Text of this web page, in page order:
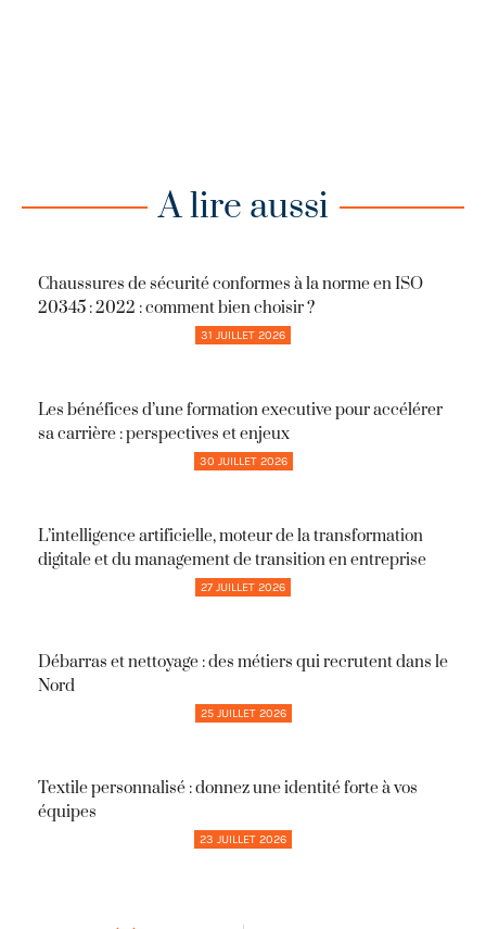
A lire aussi
Chaussures de sécurité conformes à la norme en ISO
20345 : 2022 : comment bien choisir ?
31 JUILLET 2026
Les bénéfices d’une formation executive pour accélérer
sa carrière : perspectives et enjeux
30 JUILLET 2026
L’intelligence artificielle, moteur de la transformation
digitale et du management de transition en entreprise
27 JUILLET 2026
Débarras et nettoyage : des métiers qui recrutent dans le
Nord
25 JUILLET 2026
Textile personnalisé : donnez une identité forte à vos
équipes
23 JUILLET 2026